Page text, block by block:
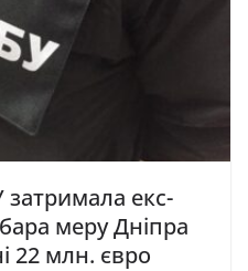
екс-
меру Дніпра
22 млн. євро